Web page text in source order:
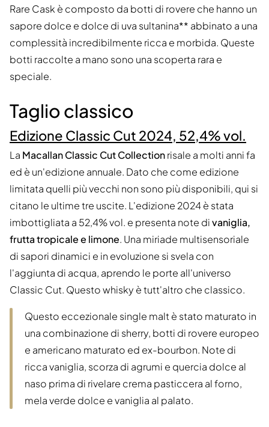
Rare Cask è composto da botti di rovere che hanno un
sapore dolce e dolce di uva sultanina** abbinato a una
complessità incredibilmente ricca e morbida. Queste
botti raccolte a mano sono una scoperta rara e
speciale.
Taglio classico
Edizione Classic Cut 2024, 52,4% vol.
La Macallan Classic Cut Collectionrisale a molti anni fa
ed è un'edizione annuale. Dato che come edizione
limitata quelli più vecchi non sono più disponibili, qui si
citano le ultime tre uscite. L'edizione 2024 è stata
imbottigliata a 52,4% vol. e presenta note divaniglia,
frutta tropicale e limone. Una miriade multisensoriale
di sapori dinamici e in evoluzione si svela con
l'aggiunta di acqua, aprendo le porte all'universo
Classic Cut. Questo whisky è tutt'altro che classico.
Questo eccezionale single malt è stato maturato in
una combinazione di sherry, botti di rovere europeo
e americano maturato ed ex-bourbon. Note di
ricca vaniglia, scorza di agrumi e quercia dolce al
naso prima di rivelare crema pasticcera al forno,
mela verde dolce e vaniglia al palato.